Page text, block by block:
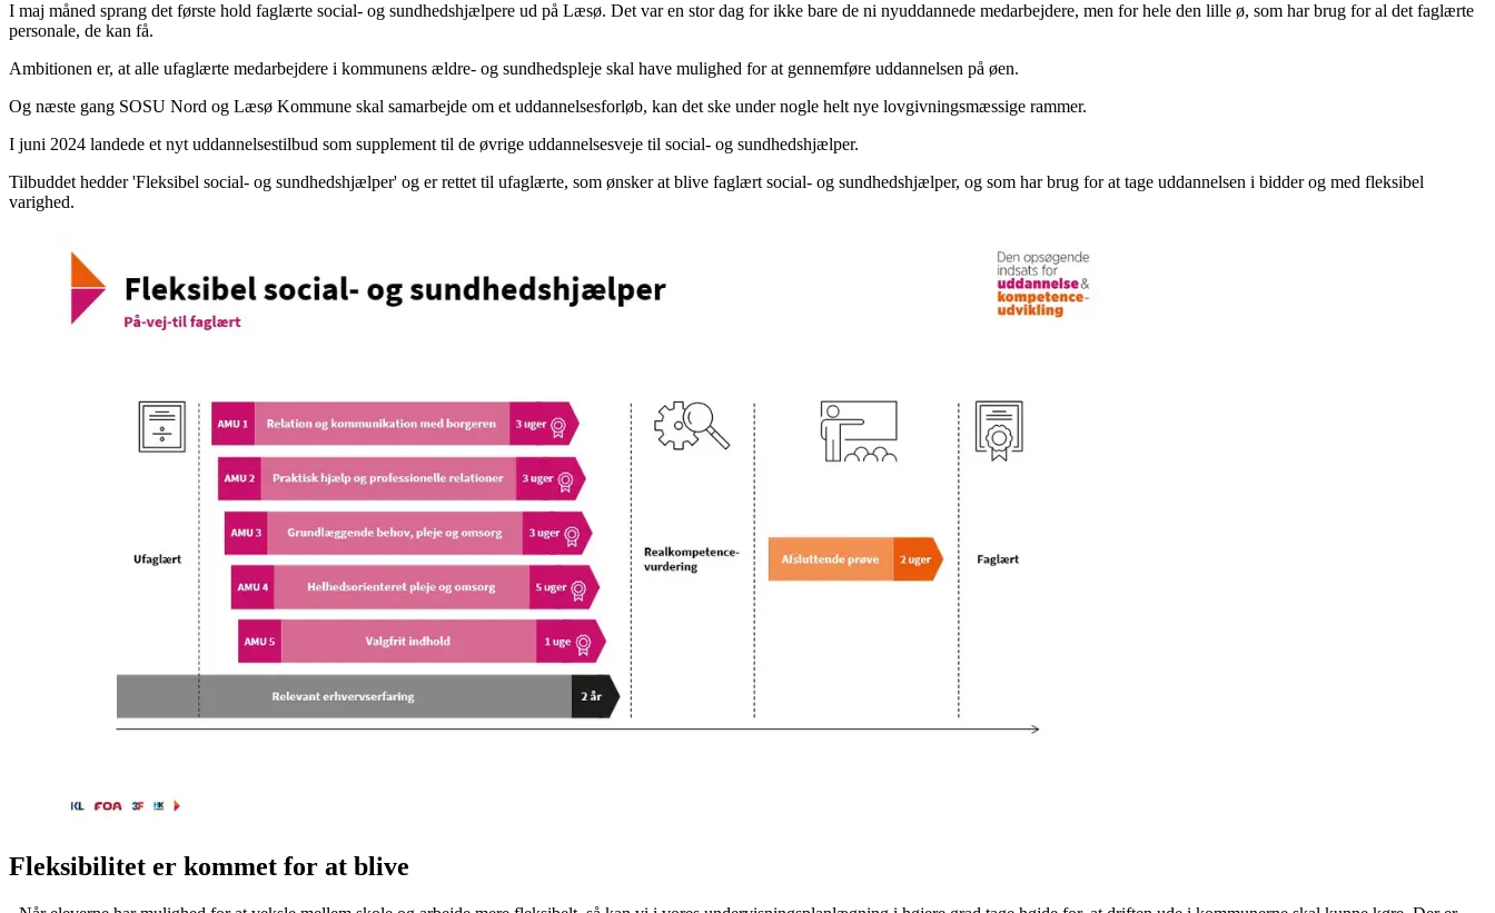
I maj måned sprang det første hold faglærte social- og sundhedshjælpere ud på Læsø. Det var en stor dag for ikke bare de ni nyuddannede medarbejdere, men for hele den lille ø, som har brug for al det faglærte
personale, de kan få.
Ambitionen er, at alle ufaglærte medarbejdere i kommunens ældre- og sundhedspleje skal have mulighed for at gennemføre uddannelsen på øen.
Og næste gang SOSU Nord og Læsø Kommune skal samarbejde om et uddannelsesforløb, kan det ske under nogle helt nye lovgivningsmæssige rammer.
I juni 2024 landede et nyt uddannelsestilbud som supplement til de øvrige uddannelsesveje til social- og sundhedshjælper.
Tilbuddet hedder 'Fleksibel social- og sundhedshjælper' og er rettet til ufaglærte, som ønsker at blive faglært social- og sundhedshjælper, og som har brug for at tage uddannelsen i bidder og med fleksibel
varighed.
Fleksibilitet er kommet for at blive